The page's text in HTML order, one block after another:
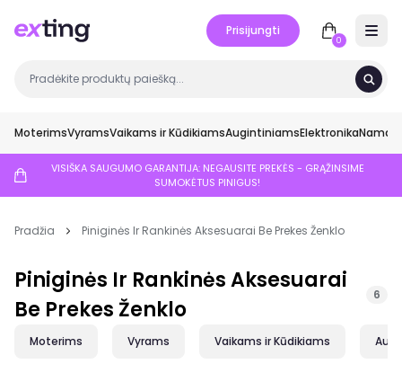
Prisijungti
0
MoterimsVyramsVaikams ir KūdikiamsAugintiniamsElektronikaNamai
VISIŠKA SAUGUMO GARANTIJA: NEGAUSITE PREKĖS - GRĄŽINSIME
SUMOKĖTUS PINIGUS!
Pradžia Piniginės Ir Rankinės Aksesuarai Be Prekes Ženklo
Piniginės Ir Rankinės Aksesuarai
Be Prekes Ženklo
6
Moterims Vyrams Vaikams ir Kūdikiams